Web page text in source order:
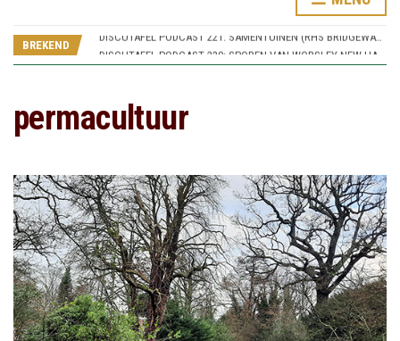
BREKEND
DISCUTAFEL PODCAST 220: SPOREN VAN WORSLEY NEW HALL (RHS BRIDGEWATER 5)
DISCUTAFEL PODCAST 223: WIKKEN, WEGEN, WAGEN (RHS BRIDGEWATER 8)
permacultuur